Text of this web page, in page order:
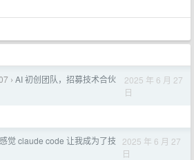
› AI 初创团队，招募技术合伙
2025 年 6 月 27
日
感觉 claude code 让我成为了技
2025 年 6 月 27
日